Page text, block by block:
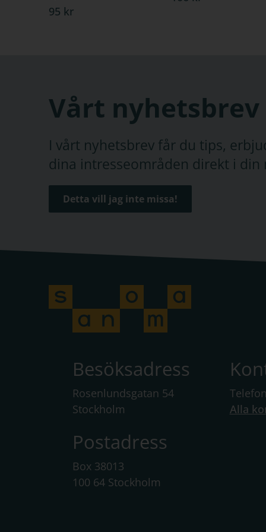
95 kr
Vårt nyhetsbrev
I vårt nyhetsbrev får du tips,
dina intresseområden direkt i din
Detta vill jag inte missa!
Besöksadress
Rosenlundsgatan 54
Stockholm
Postadress
Box 38013
100 64 Stockholm
Alla